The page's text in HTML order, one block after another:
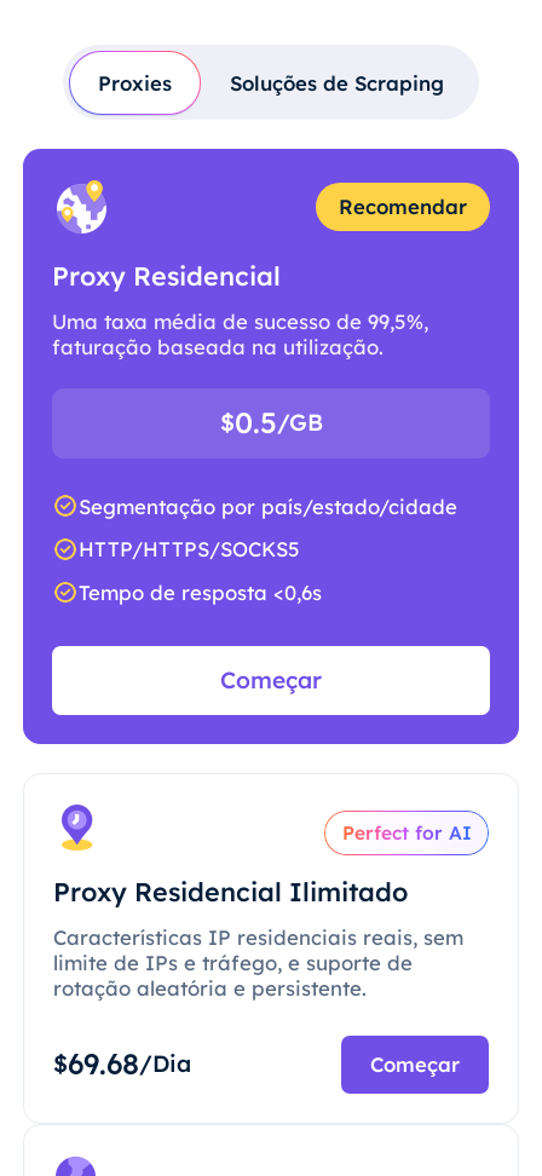
Proxies Soluções de Scraping
Recomendar
Proxy Residencial
Uma taxa média de sucesso de 99,5%,
faturação baseada na utilização.
$0.5/GB
Segmentação por país/estado/cidade
HTTP/HTTPS/SOCKS5
Tempo de resposta <0,6s
Começar
Perfect for AI
Proxy Residencial Ilimitado
Características IP residenciais reais, sem
limite de IPs e tráfego, e suporte de
rotação aleatória e persistente.
$69.68/Dia Começar